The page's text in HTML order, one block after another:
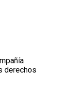
derechos